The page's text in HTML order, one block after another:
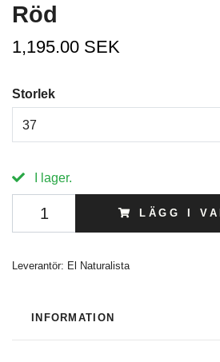
Röd
1,195.00 SEK
Storlek
37
I lager.
LÄGG I
Leverantör: El Naturalista
INFORMATION